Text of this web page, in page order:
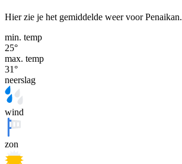
Hier zie je het gemiddelde weer voor Penaikan.
min. temp
25°
max. temp
31°
neerslag
wind
zon